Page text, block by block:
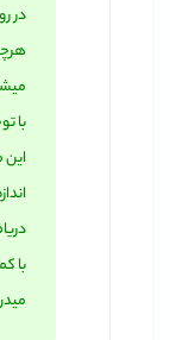
در
با
با